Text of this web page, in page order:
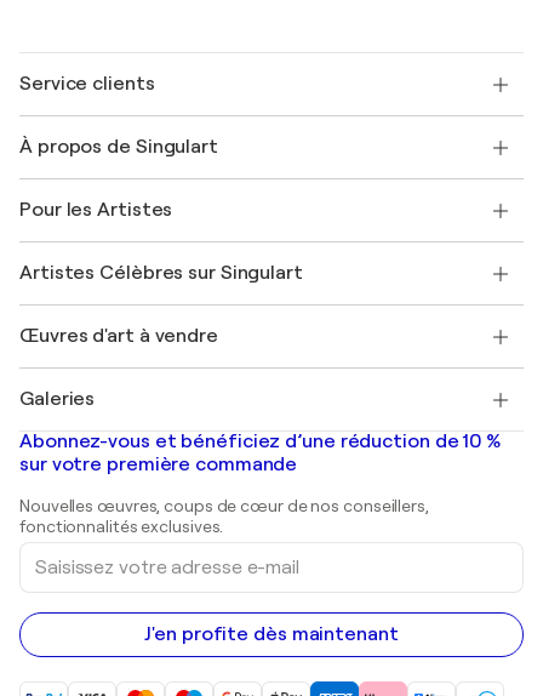
Service clients
Expédition
Offrir une carte cadeau
Rejoignez notre programme commercial
Mon compte
+33 1 76 44 06 42
À propos de Singulart
FAQ
Magazine Singulart
Emplois
Découvrez une sélection d'art original
Pour les Artistes
Se connecter en tant qu'Artiste
Artistes Célèbres sur Singulart
Marc Chagall
Banksy
Mr. Brainwash
Shepard Fairey
Œuvres d'art à vendre
Tableaux abstraits à vendre
Peintures de paysage
Estampes
Peintures acryliques
Galeries
Galeries d'art en France
Galeries d'art en Belgique
Abonnez-vous et bénéficiez d’une réduction de 10 %
sur votre première commande
Nouvelles œuvres, coups de cœur de nos conseillers,
fonctionnalités exclusives.
Saisissez
votre
adresse
e-
mail
J'en profite dès maintenant